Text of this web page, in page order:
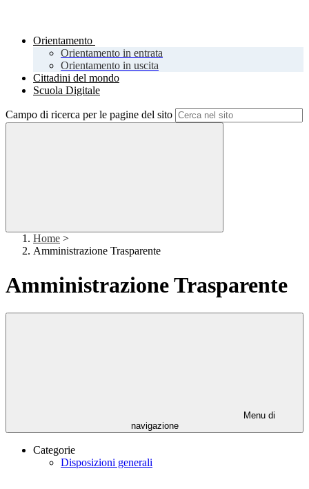
Orientamento
Orientamento in entrata
Orientamento in uscita
Cittadini del mondo
Scuola Digitale
Campo di ricerca per le pagine del sito
Home >
Amministrazione Trasparente
Amministrazione Trasparente
Menu di
navigazione
Categorie
Disposizioni generali